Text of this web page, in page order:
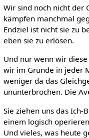
Wir sind noch nicht der
kämpfen manchmal
Endziel ist nicht sie zu
eben sie zu erlösen.
Und nur wenn wir
wir im Grunde in jeder
weniger da das
ununterbrochen. Die
Sie ziehen uns das Ich-
einem logisch
Und vieles, was heute